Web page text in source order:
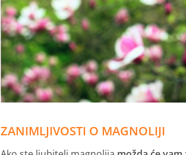
ZANIMLJIVOSTI O MAGNOLIJI
Ako ste ljubitelj magnolija možda će